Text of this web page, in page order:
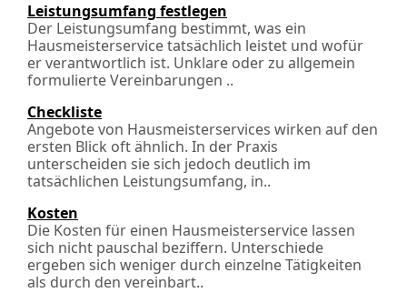
Leistungsumfang festlegen
Der Leistungsumfang bestimmt, was ein
Hausmeisterservice tatsächlich leistet und wofür
er verantwortlich ist. Unklare oder zu allgemein
formulierte Vereinbarungen ..
Checkliste
Angebote von Hausmeisterservices wirken auf den
ersten Blick oft ähnlich. In der Praxis
unterscheiden sie sich jedoch deutlich im
tatsächlichen Leistungsumfang, in..
Kosten
Die Kosten für einen Hausmeisterservice lassen
sich nicht pauschal beziffern. Unterschiede
ergeben sich weniger durch einzelne Tätigkeiten
als durch den vereinbart..